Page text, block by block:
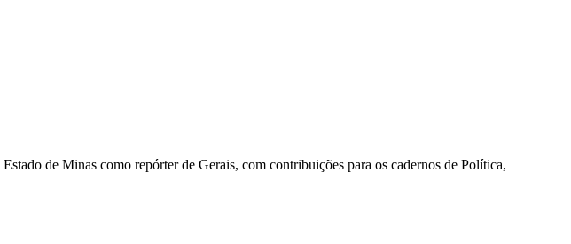
de Minas como repórter de Gerais, com contribuições para os cadernos de Política,